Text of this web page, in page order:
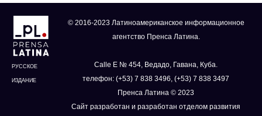
РУССКОЕ
ИЗДАНИЕ
© 2016-2023 Латиноамериканское информационное
агентство Пренса Латина.
Calle E № 454, Ведадо, Гавана, Куба.
телефон: (+53) 7 838 3496, (+53) 7 838 3497
Пренса Латина © 2023
Сайт разработан и разработан отделом развития